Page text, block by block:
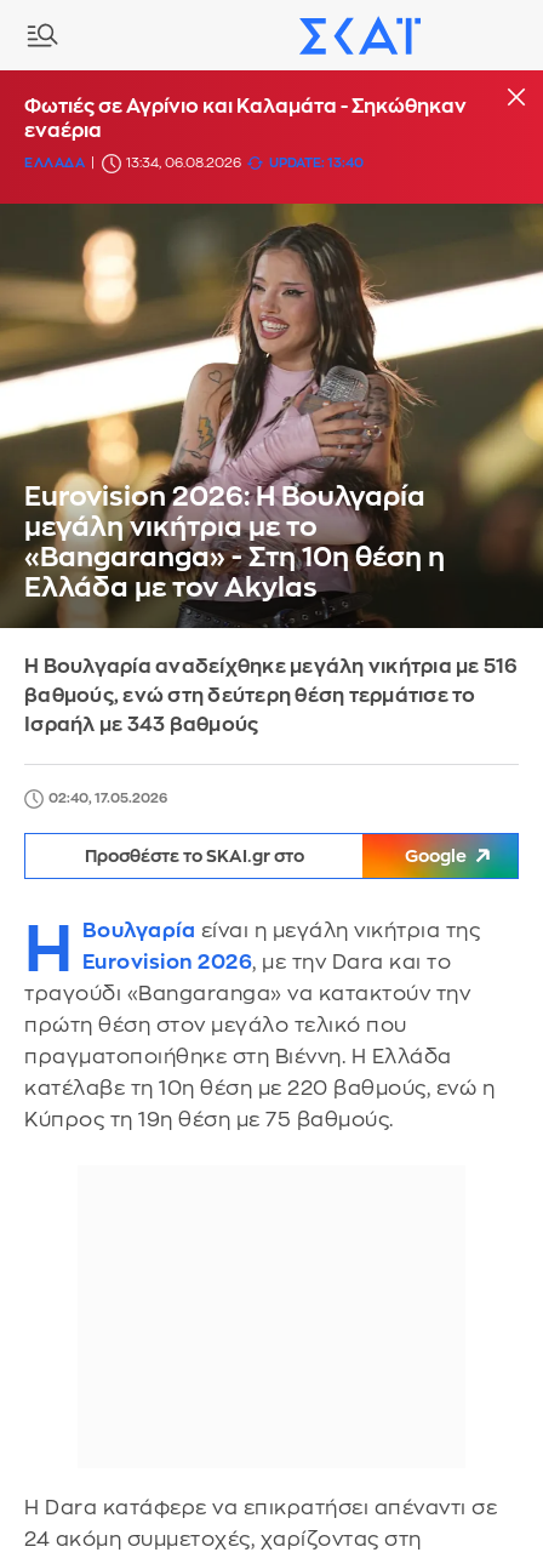
Φωτιές σε Αγρίνιο και Καλαμάτα - Σηκώθηκαν
εναέρια
ΕΛΛΑΔΑ 13:34, 06.08.2026 UPDATE: 13:40
Eurovision 2026: Η Βουλγαρία
μεγάλη νικήτρια με το
«Bangaranga» - Στη 10η θέση η
Ελλάδα με τον Akylas
Η Βουλγαρία αναδείχθηκε μεγάλη νικήτρια με 516
βαθμούς, ενώ στη δεύτερη θέση τερμάτισε το
Ισραήλ με 343 βαθμούς
02:40, 17.05.2026
Προσθέστε το SKAI.gr στο Google
Η Βουλγαρία είναι η μεγάλη νικήτρια της
Eurovision 2026, με την Dara και το
τραγούδι «Bangaranga» να κατακτούν την
πρώτη θέση στον μεγάλο τελικό που
πραγματοποιήθηκε στη Βιέννη. Η Ελλάδα
κατέλαβε τη 10η θέση με 220 βαθμούς, ενώ η
Κύπρος τη 19η θέση με 75 βαθμούς.
Η Dara κατάφερε να επικρατήσει απέναντι σε
24 ακόμη συμμετοχές, χαρίζοντας στη